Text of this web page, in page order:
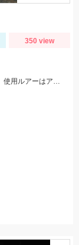
350 view
タックルはThulinoクーリアライトゲームロックセット、使用ルアーはアイマ祈晴(キハル)MD75F。20cm超え多くハリ飛ばされました。